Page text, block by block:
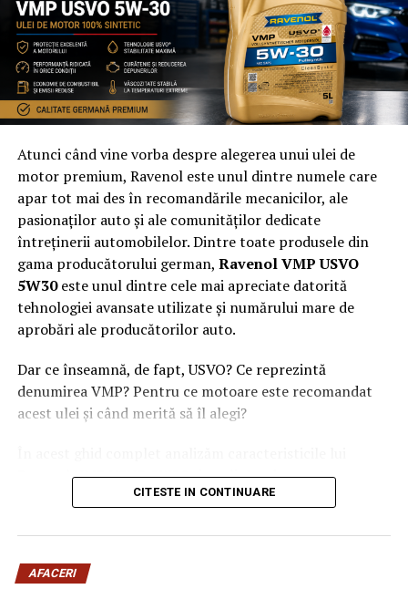
Atunci când vine vorba despre alegerea unui ulei de
motor premium, Ravenol este unul dintre numele care
apar tot mai des în recomandările mecanicilor, ale
pasionaților auto și ale comunităților dedicate
întreținerii automobilelor. Dintre toate produsele din
gama producătorului german, Ravenol VMP USVO
5W30este unul dintre cele mai apreciate datorită
tehnologiei avansate utilizate și numărului mare de
aprobări ale producătorilor auto.
Dar ce înseamnă, de fapt, USVO? Ce reprezintă
denumirea VMP? Pentru ce motoare este recomandat
acest ulei și când merită să îl alegi?
Ravenol VMP USVO 5W30 și explicăm de ce este
considerat unul dintre cele mai performante uleiuri de
CITESTE IN CONTINUARE
AFACERI